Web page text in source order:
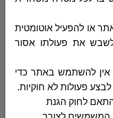
المصالح
או להפעיל אוטומטית
את פעולתו אסור
אין להשתמש באתר כדי
לבצע פעולות לא חוקיות.
לחוק הגנת